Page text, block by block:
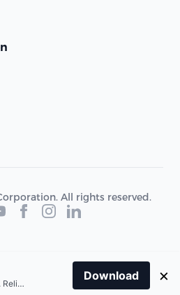
All rights reserved.
Breaking news. Fast. Reliable.
Download ×